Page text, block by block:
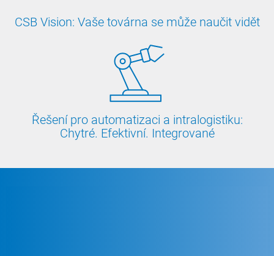
CSB Vision: Vaše továrna se může naučit vidět
Řešení pro automatizaci a intralogistiku:
Chytré. Efektivní. Integrované